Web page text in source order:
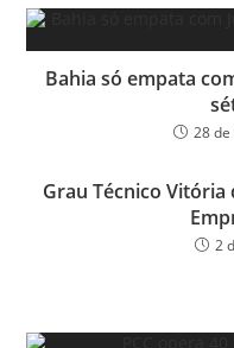
Bahia só empata
28
Grau Técnico Vitória
2